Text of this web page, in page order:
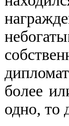
более
одно, то